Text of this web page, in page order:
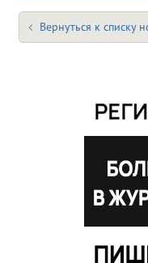
Вернуться к списку